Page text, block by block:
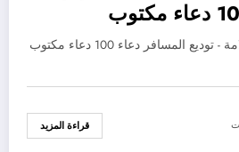
دعاء للمسافر توصل بالسلامة - توديع المسافر دعاء 100 دعاء مكتوب
قراءة المزيد